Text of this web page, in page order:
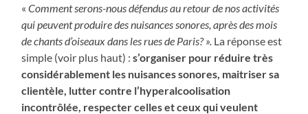
«Comment serons-nous défendus au retour de nos activités
qui peuvent produire des nuisances sonores, après des mois
de chants d’oiseaux dans les rues de Paris? ». La réponse est
simple (voir plus haut) :s’organiser pour réduire très
considérablement les nuisances sonores, maitriser sa
clientèle, lutter contre l’hyperalcoolisation
incontrôlée, respecter celles et ceux qui veulent